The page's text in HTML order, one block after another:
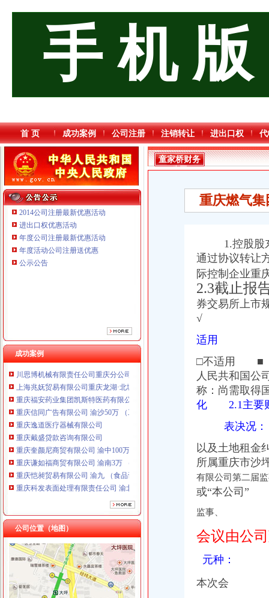
手 机 版
首 页 成功案例 公司注册 注销转让 进出口权
2014公司注册最新优惠活动
进出口权优惠活动
年度公司注册最新优惠活动
年度活动公司注册送优惠
公示公告
成功案例
重庆信同广告有限公司 渝沙50万 （工商注册）
重庆科发表面处理有限责任公司 渝北800万 （进出口权）
上海蓝天房屋装饰工程有限公司重庆分公司 渝北 （工商注册）
川思博机械有限责任公司重庆分公司 渝江 （工商注册）
上海兆妩贸易有限公司重庆龙湖·北城天街分公司 （工商注册）
重庆福安药业集团凯斯特医药有限公司 渝新100万 （进出口权）
重庆信同广告有限公司 渝沙50万 （工商注册）
重庆逸道医疗器械有限公司
重庆戴盛贷款咨询有限公司
重庆奎颜尼商贸有限公司 渝中100万 （工商注册）
重庆谦如福商贸有限公司 渝南3万 （公司转让）
重庆恺昶贸易有限公司 渝九 （食品许可证）
重庆科发表面处理有限责任公司 渝北800万 （进出口权）
上海蓝天房屋装饰工程有限公司重庆分公司 渝北 （工商注册）
上海兆妩贸易有限公司重庆龙湖·北城天街分公司 （工商注册）
重庆福安药业集团凯斯特医药有限公司 渝新100万 （进出口权）
公司位置（地图）
童家桥财务公司
童家桥财务
公司
重庆燃气集
1.控股股东
通过协议转让
际控制企业重
2.3截止报
券交易所上
√
适用
□不适用 ■ 注
人民共和国公
称：尚需取得
化 2.1主要
表决况：
以及土地租金
所属重庆市沙
有限公司第二届
或“本公司”
监事、
会议由公
元种：
本次会